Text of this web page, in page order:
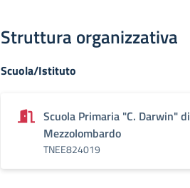
Struttura organizzativa
Scuola/Istituto
Scuola Primaria "C. Darwin" di
Mezzolombardo
TNEE824019